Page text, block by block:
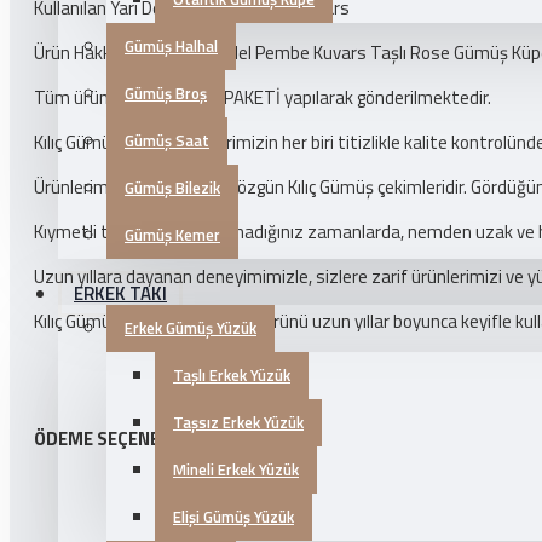
Gümüş Halhal
Gümüş Broş
Gümüş Saat
Gümüş Bilezik
Gümüş Kemer
ERKEK TAKI
Erkek Gümüş Yüzük
Taşlı Erkek Yüzük
Taşsız Erkek Yüzük
Mineli Erkek Yüzük
Elişi Gümüş Yüzük
Kullanılan Yarı Değerli Taş : Pembe Kuvars
Ürün Hakkında : Lotus Model Pembe Kuvars Taşlı Rose Gümüş
Tüm ürünlerimiz HEDİYE PAKETİ yapılarak gönderilmektedir.
Kılıç Gümüş olarak, ürünlerimizin her biri titizlikle kalite
Ürünlerimizin fotoğrafları, özgün Kılıç Gümüş çekimleridir.
Kıymetli takılarınızı kullanmadığınız zamanlarda, nemden
Uzun yıllara dayanan deneyimimizle, sizlere zarif ürünlerimizi ve
Kılıç Gümüş'ten alacağınız her ürünü uzun yıllar boyunca keyifle
ÖDEME SEÇENEKLERI